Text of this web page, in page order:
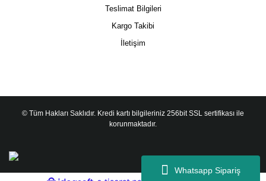
Whatsapp Sipariş
Teslimat Bilgileri
Kargo Takibi
İletişim
© Tüm Hakları Saklıdır. Kredi kartı bilgileriniz 256bit SSL sertifikası ile
korunmaktadır.